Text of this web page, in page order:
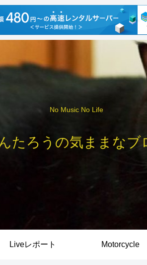
No Music No Life
たろうの気ままなブ
Liveレポート Motorcycle